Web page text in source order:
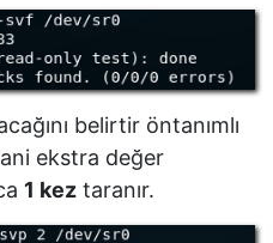
belirtir öntanımlı
ekstra değer
1 kez taranır.